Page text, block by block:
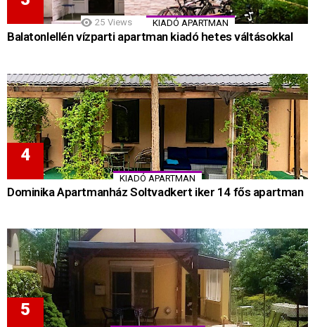
25 Views KIADÓ APARTMAN
Balatonlellén vízparti apartman kiadó hetes váltásokkal
KIADÓ APARTMAN
Dominika Apartmanház Soltvadkert iker 14 fős apartman